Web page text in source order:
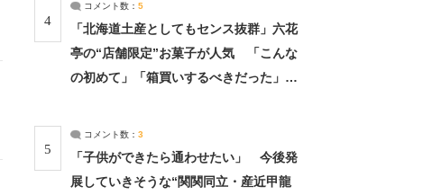
4
コメント数： 5
「北海道土産としてもセンス抜群」六花
亭の“店舗限定”お菓子が人気 「こんな
の初めて」「箱買いするべきだった」
5
コメント数： 3
「子供ができたら通わせたい」 今後発
展していきそうな“関関同立・産近甲龍